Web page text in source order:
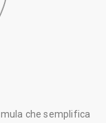
che semplifica